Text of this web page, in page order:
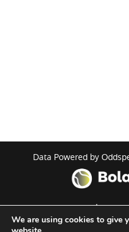
Data Powered by
We are using cookies to give